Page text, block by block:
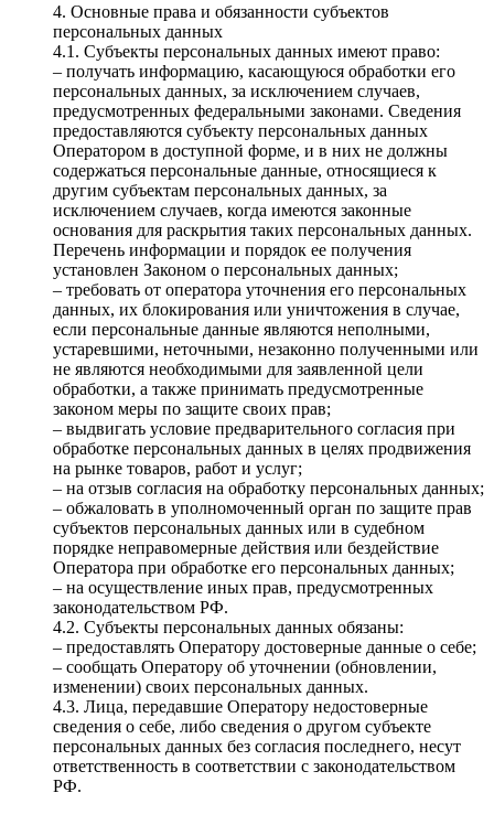
4. Основные права и обязанности субъектов
персональных данных
4.1. Субъекты персональных данных имеют право:
– получать информацию, касающуюся обработки его
персональных данных, за исключением случаев,
предусмотренных федеральными законами. Сведения
предоставляются субъекту персональных данных
Оператором в доступной форме, и в них не должны
содержаться персональные данные, относящиеся к
другим субъектам персональных данных, за
исключением случаев, когда имеются законные
основания для раскрытия таких персональных данных.
Перечень информации и порядок ее получения
установлен Законом о персональных данных;
– требовать от оператора уточнения его персональных
данных, их блокирования или уничтожения в случае,
если персональные данные являются неполными,
устаревшими, неточными, незаконно полученными или
не являются необходимыми для заявленной цели
обработки, а также принимать предусмотренные
законом меры по защите своих прав;
– выдвигать условие предварительного согласия при
обработке персональных данных в целях продвижения
на рынке товаров, работ и услуг;
– на отзыв согласия на обработку персональных данных;
– обжаловать в уполномоченный орган по защите прав
субъектов персональных данных или в судебном
порядке неправомерные действия или бездействие
Оператора при обработке его персональных данных;
– на осуществление иных прав, предусмотренных
законодательством РФ.
4.2. Субъекты персональных данных обязаны:
– предоставлять Оператору достоверные данные о себе;
– сообщать Оператору об уточнении (обновлении,
изменении) своих персональных данных.
4.3. Лица, передавшие Оператору недостоверные
сведения о себе, либо сведения о другом субъекте
персональных данных без согласия последнего, несут
ответственность в соответствии с законодательством
РФ.